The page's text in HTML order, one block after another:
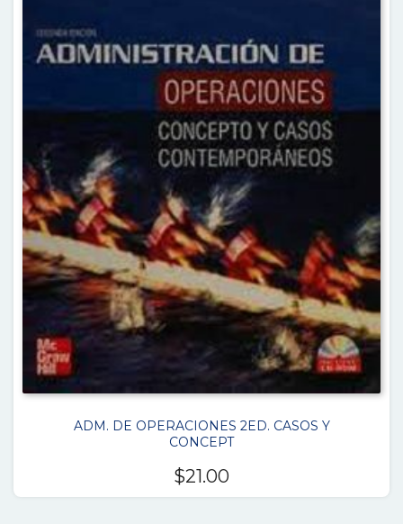
ADM. DE OPERACIONES 2ED. CASOS Y
CONCEPT
$21.00